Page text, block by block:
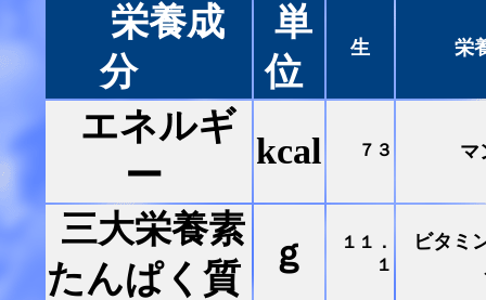
栄養成
分
単
位
生 栄
エネルギ
ー
kcal ７３ マ
三大栄養素
たんぱく質
ｇ
１１．
１
ビタミ